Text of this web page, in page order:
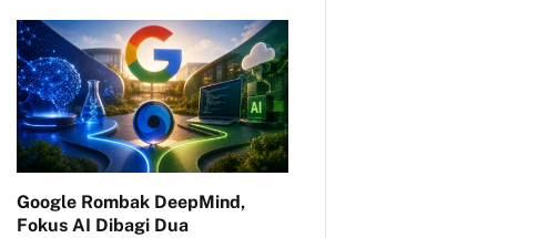
Google Rombak DeepMind,
Fokus AI Dibagi Dua